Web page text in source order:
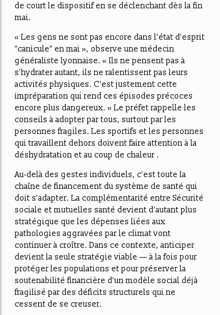
de court le dispositif en se déclenchant dès la fin
mai.
« Les gens ne sont pas encore dans l'état d'esprit
"canicule" en mai », observe une médecin
généraliste lyonnaise. « Ils ne pensent pas à
s'hydrater autant, ils ne ralentissent pas leurs
activités physiques. C'est justement cette
impréparation qui rend ces épisodes précoces
encore plus dangereux. » Le préfet rappelle les
conseils à adopter par tous, surtout par les
personnes fragiles. Les sportifs et les personnes
qui travaillent dehors doivent faire attention à la
déshydratation et au coup de chaleur .
Au-delà des gestes individuels, c'est toute la
chaîne de financement du système de santé qui
doit s'adapter. La complémentarité entre Sécurité
sociale et mutuelles santé devient d'autant plus
stratégique que les dépenses liées aux
pathologies aggravées par le climat vont
continuer à croître. Dans ce contexte, anticiper
devient la seule stratégie viable — à la fois pour
protéger les populations et pour préserver la
soutenabilité financière d'un modèle social déjà
fragilisé par des déficits structurels qui ne
cessent de se creuser.